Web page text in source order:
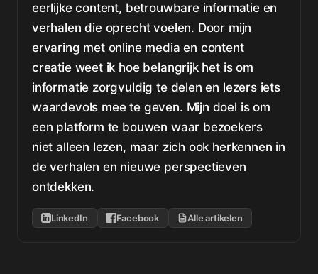
eerlijke content, betrouwbare informatie en
verhalen die oprecht voelen. Door mijn
ervaring met online media en content
creatie weet ik hoe belangrijk het is om
informatie zorgvuldig te delen en lezers iets
waardevols mee te geven. Mijn doel is om
een platform te bouwen waar bezoekers
niet alleen lezen, maar zich ook herkennen in
de verhalen en nieuwe perspectieven
ontdekken.
LinkedIn Facebook Alle artikelen